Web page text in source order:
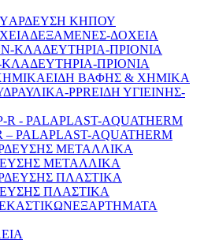
ΑΡΔΕΥΣΗ ΚΗΠΟΥ
ΔΕΞΑΜΕΝΕΣ-ΔΟΧΕΙΑ
ΠΡΙΟΝΙΑ
ΕΙΔΗ ΒΑΦΗΣ & ΧΗΜΙΚΑ
ΕΙΔΗ ΥΓΙΕΙΝΗΣ-
PALAPLAST-AQUATHERM
ΜΕΤΑΛΛΙΚΑ
ΠΛΑΣΤΙΚΑ
ΕΞΑΡΤΗΜΑΤΑ